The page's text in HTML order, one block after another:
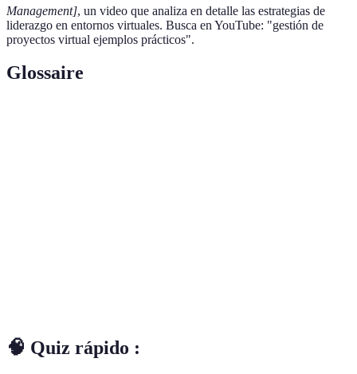
Management], un video que analiza en detalle las estrategias de
liderazgo en entornos virtuales. Busca en YouTube: "gestión de
proyectos virtual ejemplos prácticos".
Glossaire
🧠 Quiz rápido :